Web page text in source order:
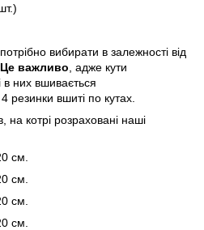
потрібно вибирати в залежності від
Це важливо , адже кути
них вшивається
вшиті по кутах.
на котрі розраховані наші
см.
см.
см.
см.